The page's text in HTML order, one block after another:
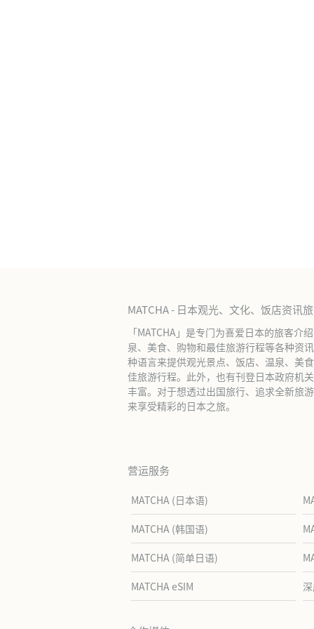
MATCHA - 日本观光、文化、饭店资讯
「MATCHA」是专门为喜爱日本的旅客介
泉、美食、购物和最佳旅游行程等各种资
种语言来提供观光景点、饭店、温泉、美
佳旅游行程。此外，也有刊登日本政府机
丰富。对于想透过出国旅行、追求全新旅
来享受精彩的日本之旅。
营运服务
MATCHA (日本语)
MATCHA (韩国语)
MATCHA (简单日语)
MATCHA eSIM